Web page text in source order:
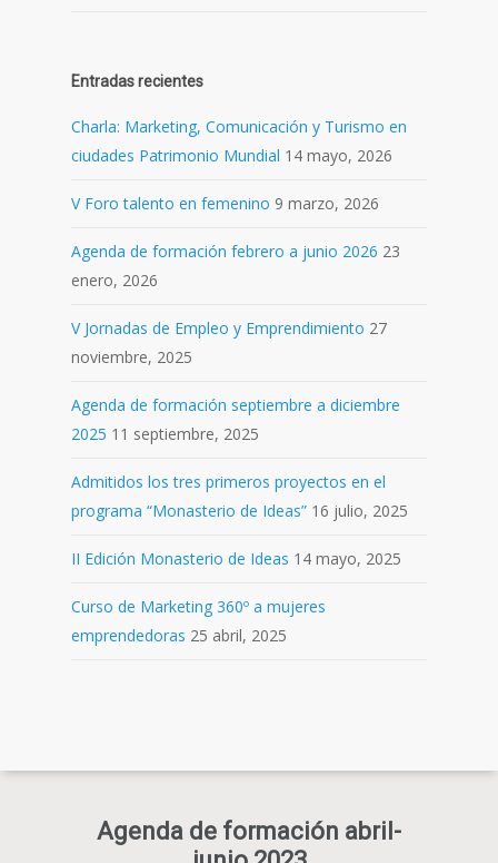
Entradas recientes
Charla: Marketing, Comunicación y Turismo en
ciudades Patrimonio Mundial 14 mayo, 2026
V Foro talento en femenino 9 marzo, 2026
Agenda de formación febrero a junio 2026 23
enero, 2026
V Jornadas de Empleo y Emprendimiento 27
noviembre, 2025
Agenda de formación septiembre a diciembre
2025 11 septiembre, 2025
Admitidos los tres primeros proyectos en el
programa “Monasterio de Ideas” 16 julio, 2025
II Edición Monasterio de Ideas 14 mayo, 2025
Curso de Marketing 360º a mujeres
emprendedoras 25 abril, 2025
Agenda de formación abril-